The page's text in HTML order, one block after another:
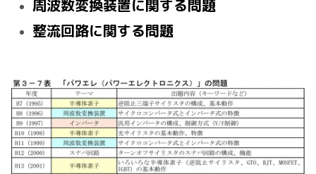
周波数変換装置に関する問題
整流回路に関する問題